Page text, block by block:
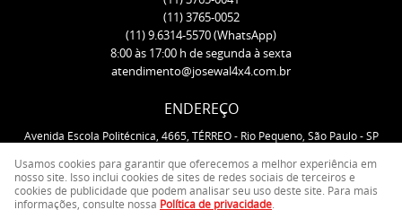
(11)3765-0052
(11)9.6314-5570(WhatsApp)
8:00 às 17:00 h de segunda à sexta
atendimento@josewal4x4.com.br
ENDEREÇO
Avenida Escola Politécnica, 4665, TÉRREO- Rio Pequeno, São Paulo-SP
LOJA VIRTUAL CRIADA POR
Usamos cookies para garantir que oferecemos a melhor experiência em
nosso site. Isso inclui cookies de sites de redes sociais de terceiros e
cookies de publicidade que podem analisar seu uso deste site. Para mais
informações, consulte nossa Política de privacidade